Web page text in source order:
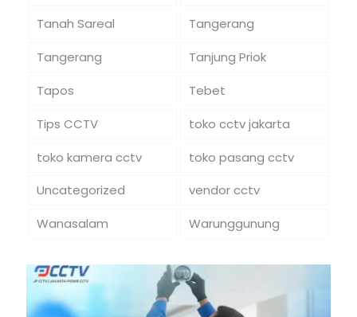
Tanah Sareal
Tangerang
Tangerang
Tanjung Priok
Tapos
Tebet
Tips CCTV
toko cctv jakarta
toko kamera cctv
toko pasang cctv
Uncategorized
vendor cctv
Wanasalam
Warunggunung